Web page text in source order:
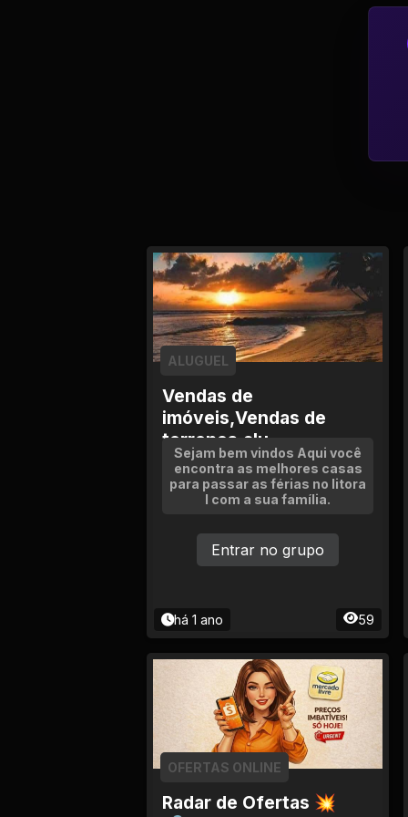
Saúde e Medicina
Tecnologias da
Viagem e Turismo
Vendas de
imóveis,Vendas de
terrenos,alu...
ALUGUEL
Sejam bem vindos Aqui você
encontra as melhores casas
para passar as férias no litora
l com a sua família.
há 1 ano 59
Entrar no grupo
Radar de Ofertas 💥
OFERTAS ONLINE